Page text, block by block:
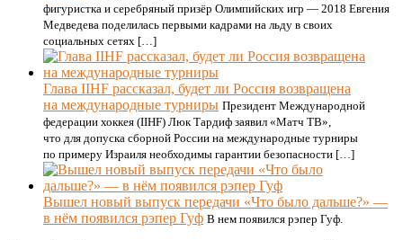
фигуристка и серебряный призёр Олимпийских игр — 2018 Евгения
Медведева поделилась первыми кадрами на льду в своих
социальных сетях […]
Глава IIHF рассказал, будет ли Россия возвращена
на международные турниры Президент Международной
федерации хоккея (IIHF) Люк Тардиф заявил «Матч ТВ»,
что для допуска сборной России на международные турниры
по примеру Израиля необходимы гарантии безопасности […]
Вышел новый выпуск передачи «Что было дальше?» —
в нём появился рэпер Гуф В нем появился рэпер Гуф.